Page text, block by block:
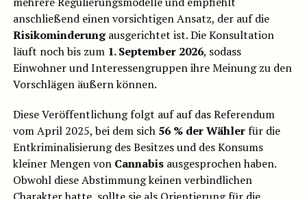
anschließend einen vorsichtigen Ansatz, der auf die
Risikominderungausgerichtet ist. Die Konsultation
läuft noch bis zum 1. September 2026, sodass
Einwohner und Interessengruppen ihre Meinung zu den
Vorschlägen äußern können.
Diese Veröffentlichung folgt auf auf das Referendum
vom April 2025, bei dem sich 56 % der Wählerfür die
Entkriminalisierung des Besitzes und des Konsums
kleiner Mengen von Cannabisausgesprochen haben.
Obwohl diese Abstimmung keinen verbindlichen